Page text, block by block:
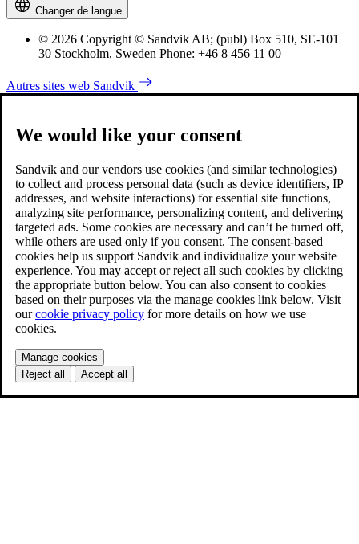
Changer de langue
© 2026 Copyright © Sandvik AB; (publ) Box 510, SE-101
30 Stockholm, Sweden Phone: +46 8 456 11 00
Autres sites web Sandvik
We would like your consent
Sandvik and our vendors use cookies (and similar technologies)
to collect and process personal data (such as device identifiers, IP
addresses, and website interactions) for essential site functions,
analyzing site performance, personalizing content, and delivering
targeted ads. Some cookies are necessary and can’t be turned off,
while others are used only if you consent. The consent-based
cookies help us support Sandvik and individualize your website
experience. You may accept or reject all such cookies by clicking
the appropriate button below. You can also consent to cookies
based on their purposes via the manage cookies link below. Visit
ourcookie privacy policy for more details on how we use
cookies.
Manage cookies
Reject all
Accept all